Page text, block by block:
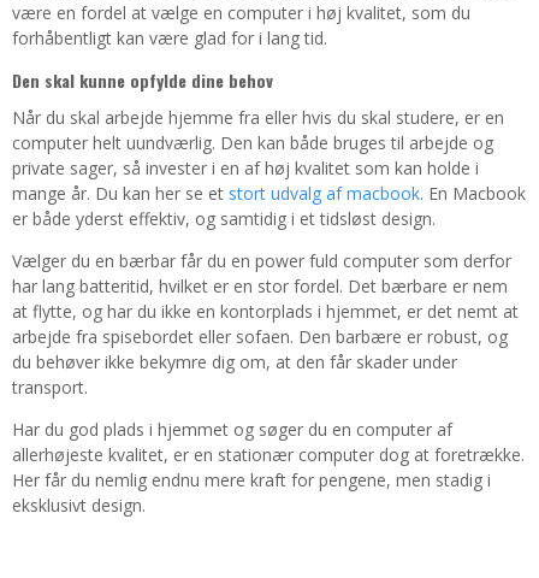
være en fordel at vælge en computer i høj kvalitet, som du
forhåbentligt kan være glad for i lang tid.
Den skal kunne opfylde dine behov
Når du skal arbejde hjemme fra eller hvis du skal studere, er en
computer helt uundværlig. Den kan både bruges til arbejde og
private sager, så invester i en af høj kvalitet som kan holde i
mange år. Du kan her se et stort udvalg af macbook. En Macbook
er både yderst effektiv, og samtidig i et tidsløst design.
Vælger du en bærbar får du en power fuld computer som derfor
har lang batteritid, hvilket er en stor fordel. Det bærbare er nem
at flytte, og har du ikke en kontorplads i hjemmet, er det nemt at
arbejde fra spisebordet eller sofaen. Den barbære er robust, og
du behøver ikke bekymre dig om, at den får skader under
transport.
Har du god plads i hjemmet og søger du en computer af
allerhøjeste kvalitet, er en stationær computer dog at foretrække.
Her får du nemlig endnu mere kraft for pengene, men stadig i
eksklusivt design.